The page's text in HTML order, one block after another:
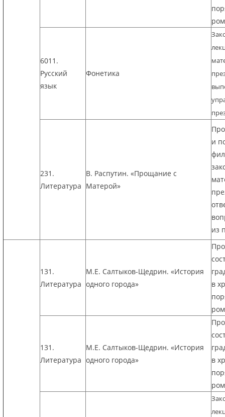
6011.
Русский
язык
Фонетика
231.
Литература
В. Распутин. «Прощание с
Матерой»
и
из
131.
Литература
М.Е. Салтыков-Щедрин. «История
одного города»
в
131.
Литература
М.Е. Салтыков-Щедрин. «История
одного города»
в